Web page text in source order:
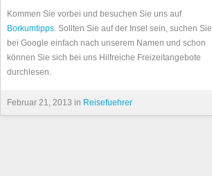
Kommen Sie vorbei und besuchen Sie uns auf
Borkumtipps. Sollten Sie auf der Insel sein, suchen Sie
bei Google einfach nach unserem Namen und schon
können Sie sich bei uns Hilfreiche Freizeitangebote
durchlesen.
Februar 21, 2013 in Reisefuehrer